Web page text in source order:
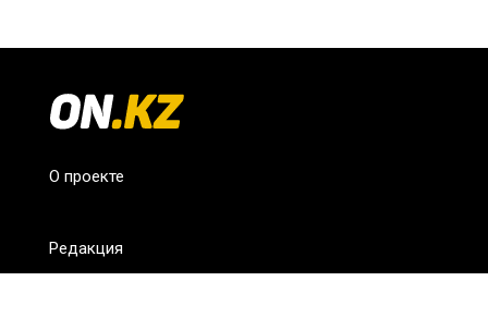
О проекте
Редакция